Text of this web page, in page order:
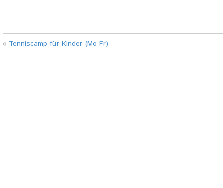
« Tenniscamp für Kinder (Mo-Fr)